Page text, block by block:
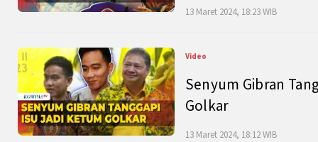
13 Maret 2024, 18:23 WIB
Video
Senyum Gibran
Golkar
13 Maret 2024, 18:12 WIB